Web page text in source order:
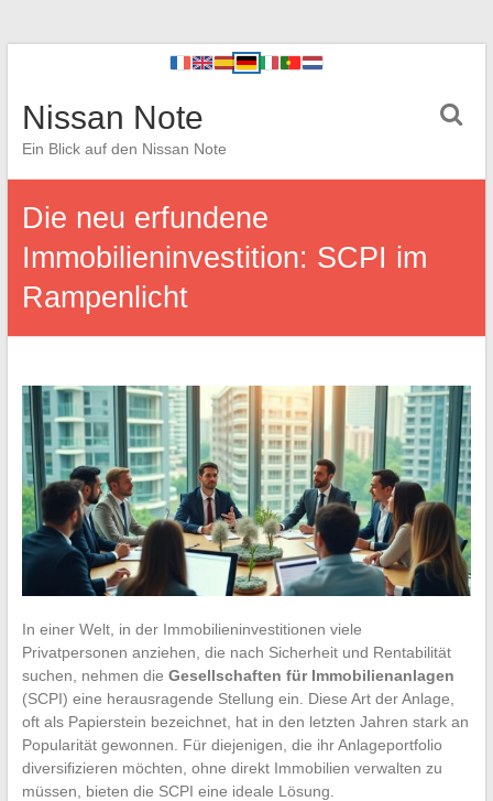
Nissan Note
Ein Blick auf den Nissan Note
Die neu erfundene
Immobilieninvestition: SCPI im
Rampenlicht
In einer Welt, in der Immobilieninvestitionen viele
Privatpersonen anziehen, die nach Sicherheit und Rentabilität
suchen, nehmen die Gesellschaften für Immobilienanlagen
(SCPI) eine herausragende Stellung ein. Diese Art der Anlage,
oft als Papierstein bezeichnet, hat in den letzten Jahren stark an
Popularität gewonnen. Für diejenigen, die ihr Anlageportfolio
diversifizieren möchten, ohne direkt Immobilien verwalten zu
müssen, bieten die SCPI eine ideale Lösung.